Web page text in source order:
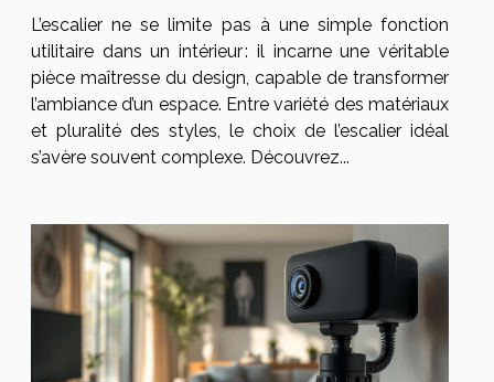
L’escalier ne se limite pas à une simple fonction
utilitaire dans un intérieur : il incarne une véritable
pièce maîtresse du design, capable de transformer
l’ambiance d’un espace. Entre variété des matériaux
et pluralité des styles, le choix de l’escalier idéal
s’avère souvent complexe. Découvrez...